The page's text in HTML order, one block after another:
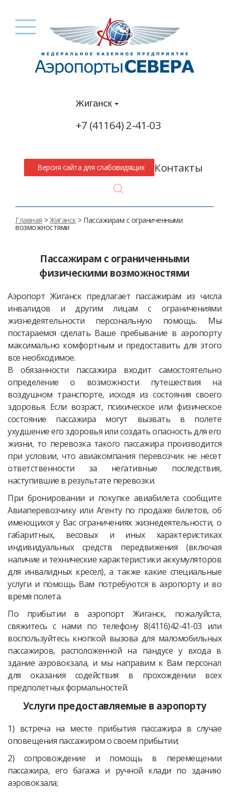
Жиганск
+7 (41164) 2-41-03
Версия сайта для слабовидящих Контакты
Главная >Жиганск> Пассажирам с ограниченными
возможностями
Пассажирам с ограниченными
физическими возможностями
Аэропорт Жиганск предлагает пассажирам из числа
инвалидов и другим лицам с ограничениями
жизнедеятельности персональную помощь. Мы
постараемся сделать Ваше пребывание в аэропорту
максимально комфортным и предоставить для этого
все необходимое.
В обязанности пассажира входит самостоятельно
определение о возможности путешествия на
воздушном транспорте, исходя из состояния своего
здоровья. Если возраст, психическое или физическое
состояние пассажира могут вызвать в полете
ухудшение его здоровья или создать опасность для его
жизни, то перевозка такого пассажира производится
при условии, что авиакомпания перевозчик не несет
ответственности за негативные последствия,
наступившие в результате перевозки.
При бронировании и покупке авиабилета сообщите
Авиаперевозчику или Агенту по продаже билетов, об
имеющихся у Вас ограничениях жизнедеятельности, о
габаритных, весовых и иных характеристиках
индивидуальных средств передвижения (включая
наличие и технические характеристики аккумуляторов
для инвалидных кресел), а также какие специальные
услуги и помощь Вам потребуются в аэропорту и во
время полета.
По прибытии в аэропорт Жиганск, пожалуйста,
свяжитесь с нами по телефону 8(4116)42-41-03 или
воспользуйтесь кнопкой вызова для маломобильных
пассажиров, расположенной на пандусе у входа в
здание аэровокзала, и мы направим к Вам персонал
для оказания содействия в прохождении всех
предполетных формальностей.
Услуги предоставляемые в аэропорту
1) встреча на месте прибытия пассажира в случае
оповещения пассажиром о своем прибытии;
2) сопровождение и помощь в перемещении
пассажира, его багажа и ручной клади по зданию
аэровокзала;